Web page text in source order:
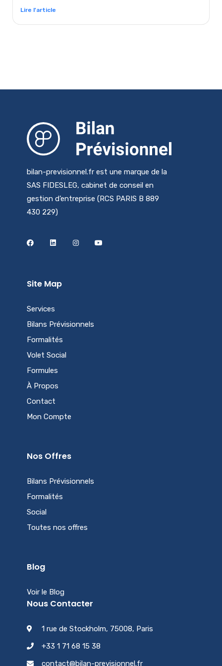
Lire l'article
bilan-previsionnel.fr est une marque de la
SAS FIDESLEG, cabinet de conseil en
gestion d’entreprise (RCS PARIS B 889
430 229)
Site Map
Services
Bilans Prévisionnels
Formalités
Volet Social
Formules
À Propos
Contact
Mon Compte
Nos Offres
Bilans Prévisionnels
Formalités
Social
Toutes nos offres
Blog
Voir le Blog
Nous Contacter
1 rue de Stockholm, 75008, Paris
+33 1 71 68 15 38
contact@bilan-previsionnel.fr